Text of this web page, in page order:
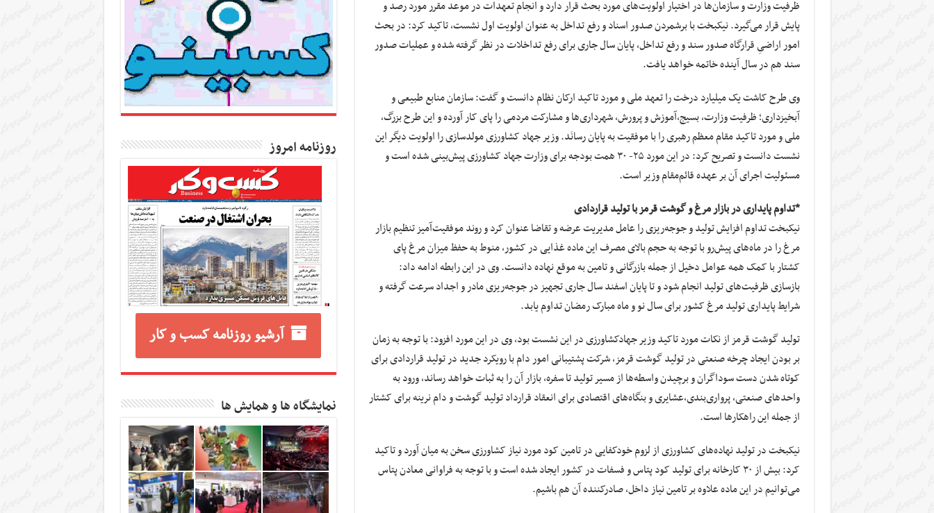
ظرفیت وزارت و سازمان‌ها در اختیار اولویت‌های مورد بحث قرار دارد و انجام تعهدات در موعد مقرر مورد رصد و
پایش قرار می‌گیرد. نیکبخت با برشمردن صدور اسناد و رفع تداخل به عنوان اولویت اول نشست، تاکید کرد: در بحث
امور اراضیِ قرارگاه صدور سند و رفع تداخل، پایان سال جاری برای رفع تداخلات در نظر گرفته شده و عملیات صدور
سند هم در سال آینده خاتمه خواهد یافت.
وی طرح کاشت یک میلیارد درخت را تعهد ملی و مورد تاکید ارکان نظام دانست و گفت: سازمان منابع طبیعی و
آبخیزداری؛ ظرفیت وزارت، بسیج،آموزش و پرورش، شهرداری‌ها و مشارکت مردمی را پای کار آورده و این طرح بزرگ،
ملی و مورد تاکید مقام معظم رهبری را با موفقیت به پایان رسانَد. وزیر جهاد کشاورزی مولدسازی را اولویت دیگر این
نشست دانست و تصریح کرد: در این مورد ۲۵- ۳۰ همت بودجه برای وزارت جهاد کشاورزی پیش‌بینی شده است و
مسئولیت اجرای آن بر عهده قائم‌مقام وزیر است.
*تداوم پایداری در بازار مرغ و گوشت قرمز با تولید قراردادی
نیکبخت تداوم افزایش تولید و جوجه‌ریزی را عامل مدیریت عرضه و تقاضا عنوان کرد و روند موفقیت‌آمیز تنظیم بازار
مرغ را در ماه‌های پیش‌رو با توجه به حجم بالای مصرف این ماده غذایی در کشور، منوط به حفظ میزان مرغ پای
کشتار با کمک همه عوامل دخیل از جمله بازرگانی و تامین به موقع نهاده دانست. وی در این رابطه ادامه داد:
بازسازی ظرفیت‌های تولید انجام شود و تا پایان اسفند سال جاری تجهیز در جوجه‌ریزی مادر و اجداد سرعت گرفته و
شرایط پایداری تولید مرغ کشور برای سال نو و ماه مبارک رمضان تداوم یابد.
تولید گوشت قرمز از نکات مورد تاکید وزیر جهادکشاورزی در این نشست بود، وی در این مورد افزود: با توجه به زمان
بر بودن ایجاد چرخه صنعتی در تولید گوشت قرمز، شرکت پشتیبانی امور دام با رویکرد جدید در تولید قراردادی برای
کوتاه شدن دست سوداگران و برچیدن واسطه‌ها از مسیر تولید تا سفره، بازار آن را به ثبات خواهد رساند، ورود به
واحد‌های صنعتی، پرواری‌بندی،عشایری و بنگاه‌های اقتصادی برای انعقاد قرارداد تولید گوشت و دام نرینه برای کشتار
از جمله این راهکار‌ها است.
نیکبخت در تولید نهاده‌های کشاورزی از لزوم خودکفایی در تامین کود مورد نیاز کشاورزی سخن به میان آورد و تاکید
کرد: بیش از ۳۰ کارخانه برای تولید کود پتاس و فسفات در کشور ایجاد شده است و با توجه به فراوانی معادن پتاس
می‌توانیم در این ماده علاوه بر تامین نیاز داخل، صادرکننده آن هم باشیم.
روزنامه امروز
آرشیو روزنامه کسب و کار
نمایشگاه ها و همایش ها